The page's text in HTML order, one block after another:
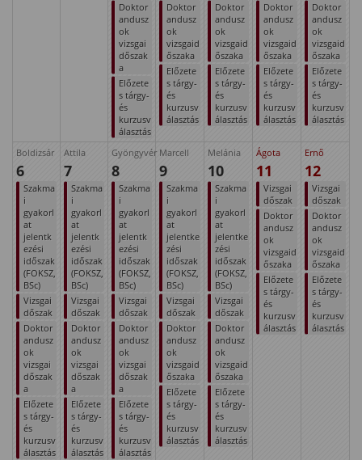
Doktor
andusz
ok
vizsgai
dőszak
a
Előzete
s tárgy-
és
kurzusv
álasztás
Doktor
andusz
ok
vizsgaid
őszaka
Előzete
s tárgy-
és
kurzusv
álasztás
Doktor
andusz
ok
vizsgaid
őszaka
Előzete
s tárgy-
és
kurzusv
álasztás
Doktor
andusz
ok
vizsgaid
őszaka
Előzete
s tárgy-
és
kurzusv
álasztás
Doktor
andusz
ok
vizsgaid
őszaka
Előzete
s tárgy-
és
kurzusv
álasztás
Boldizsár
6
Szakma
i
gyakorl
at
jelentk
ezési
időszak
(FOKSZ,
BSc)
Vizsgai
dőszak
Doktor
andusz
ok
vizsgai
dőszak
a
Előzete
s tárgy-
és
kurzusv
álasztás
Attila
7
Szakma
i
gyakorl
at
jelentk
ezési
időszak
(FOKSZ,
BSc)
Vizsgai
dőszak
Doktor
andusz
ok
vizsgai
dőszak
a
Előzete
s tárgy-
és
kurzusv
álasztás
Gyöngyvér
8
Szakma
i
gyakorl
at
jelentk
ezési
időszak
(FOKSZ,
BSc)
Vizsgai
dőszak
Doktor
andusz
ok
vizsgai
dőszak
a
Előzete
s tárgy-
és
kurzusv
álasztás
Marcell
9
Szakma
i
gyakorl
at
jelentke
zési
időszak
(FOKSZ,
BSc)
Vizsgai
dőszak
Doktor
andusz
ok
vizsgaid
őszaka
Előzete
s tárgy-
és
kurzusv
álasztás
Melánia
10
Szakma
i
gyakorl
at
jelentke
zési
időszak
(FOKSZ,
BSc)
Vizsgai
dőszak
Doktor
andusz
ok
vizsgaid
őszaka
Előzete
s tárgy-
és
kurzusv
álasztás
Ágota
11
Vizsgai
dőszak
Doktor
andusz
ok
vizsgaid
őszaka
Előzete
s tárgy-
és
kurzusv
álasztás
Ernő
12
Vizsgai
dőszak
Doktor
andusz
ok
vizsgaid
őszaka
Előzete
s tárgy-
és
kurzusv
álasztás